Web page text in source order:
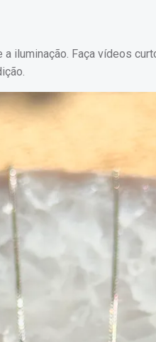
iluminação. Faça vídeos